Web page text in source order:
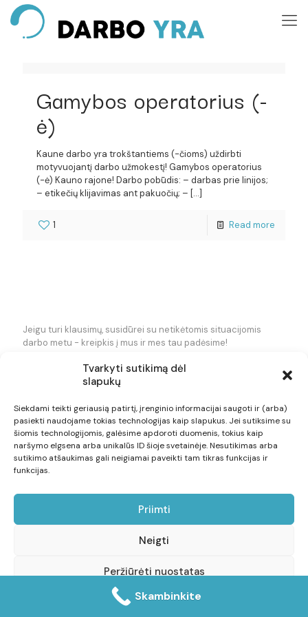
Tvarkyti sutikimą dėl
slapukų
Siekdami teikti geriausią patirtį, įrenginio informacijai saugoti ir (arba)
pasiekti naudojame tokias technologijas kaip slapukus. Jei sutiksime su
šiomis technologijomis, galėsime apdoroti duomenis, tokius kaip
naršymo elgsena arba unikalūs ID šioje svetainėje. Nesutikimas arba
sutikimo atšaukimas gali neigiamai paveikti tam tikras funkcijas ir
funkcijas.
Priimti
Neigti
Peržiūrėti nuostatas
Slapukų politikaPrivatumo pareiškimas
Gamybos operatorius (-
ė)
Kaune darbo yra trokštantiems (-čioms) uždirbti
motyvuojantį darbo užmokestį! Gamybos operatorius
(-ė) Kauno rajone! Darbo pobūdis: – darbas prie linijos;
– etikečių klijavimas ant pakuočių; – […]
1 Read more
Jeigu turi klausimų, susidūrei su netikėtomis situacijomis
darbo metu - kreipkis į mus ir mes tau padėsime!
info@darboyra.lt
© Visos teisės saugomos darboyra.lt . Web sprendimas:
KibernetinePeleda.lt
Skambinkite